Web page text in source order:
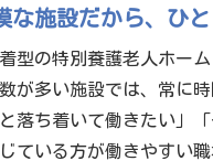
な施設だから、ひ
型の特別養護老人ホー
が多い施設では、常に
と落ち着いて働きたい」
ている方が働きやすい職